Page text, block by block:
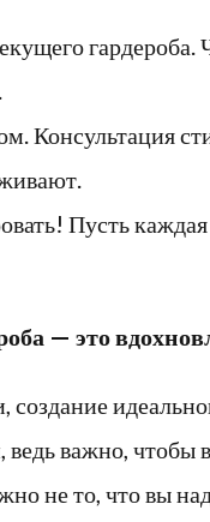
Консультация
Пусть
— это
создание
важно, чтобы
не то, что вы